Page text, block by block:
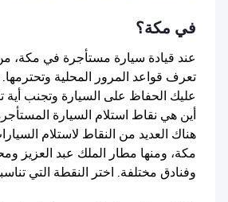
في مكة؟
عند قيادة سيارة مستأجرة في مكة،
تعرف قواعد المرور المحلية
عليك الحفاظ على السيارة وتجنب أية
أين هي نقاط استلام السيارة
هناك العديد من النقاط لاستلام
مكة، ومنها مطار الملك عبد العزيز
وفنادق مختلفة. اختر النقطة التي